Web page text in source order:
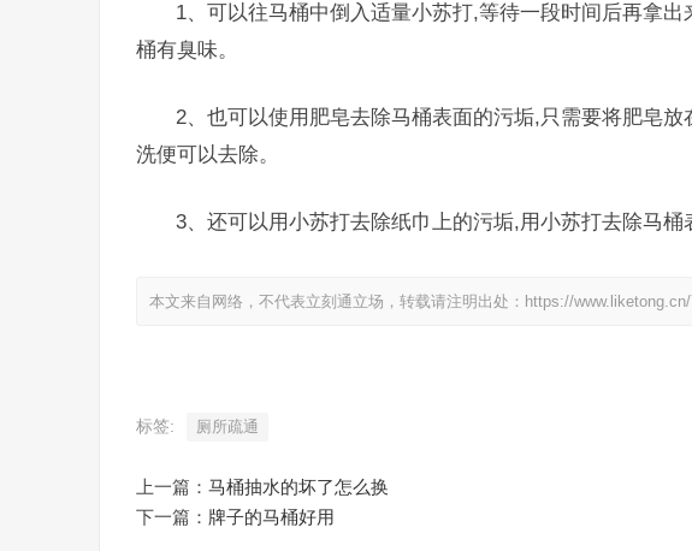
1、可以往马桶中倒入适量小苏打,等待一段时间后再拿
桶有臭味。
2、也可以使用肥皂去除马桶表面的污垢,只需要将肥皂
洗便可以去除。
3、还可以用小苏打去除纸巾上的污垢,用小苏打去除马桶
本文来自网络，不代表立刻通立场，转载请注明出处：https://www.liketong.cn/
标签: 厕所疏通
上一篇： 马桶抽水的坏了怎么换
下一篇： 牌子的马桶好用